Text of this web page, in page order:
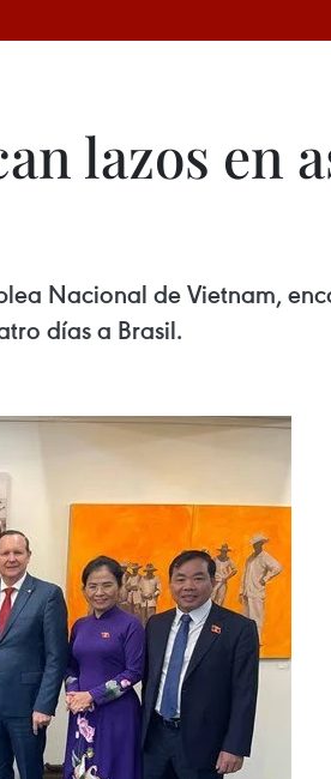
lazos en
Nacional de Vietnam,
días a Brasil.